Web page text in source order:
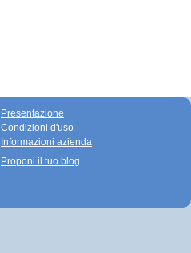
Presentazione
Condizioni d'uso
Informazioni azienda
Proponi il tuo blog